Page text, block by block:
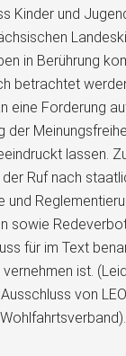
Kinder und
in Berührung
betrachtet
eine Forderung
der
lassen.
Ruf nach
und
sowie
für im Text
vernehmen ist.
von